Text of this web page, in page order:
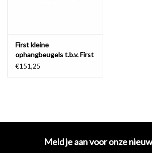
First kleine
ophangbeugels t.b.v. First
fonteintabletten
€151,25
Meld je aan voor onze